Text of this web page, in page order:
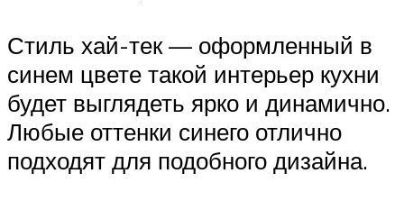
Стиль хай-тек — оформленный в
синем цвете такой интерьер кухни
будет выглядеть ярко и динамично.
Любые оттенки синего отлично
подходят для подобного дизайна.